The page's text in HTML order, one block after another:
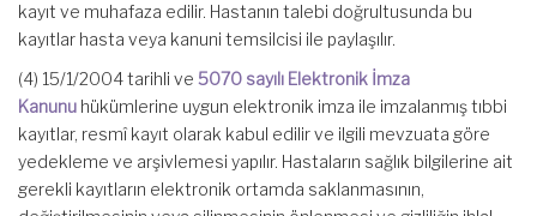
kayıt ve muhafaza edilir. Hastanın talebi doğrultusunda bu
kayıtlar hasta veya kanuni temsilcisi ile paylaşılır.
(4) 15/1/2004 tarihli ve 5070 sayılı Elektronik İmza
Kanunu hükümlerine uygun elektronik imza ile imzalanmış tıbbi
kayıtlar, resmî kayıt olarak kabul edilir ve ilgili mevzuata göre
yedekleme ve arşivlemesi yapılır. Hastaların sağlık bilgilerine ait
gerekli kayıtların elektronik ortamda saklanmasının,